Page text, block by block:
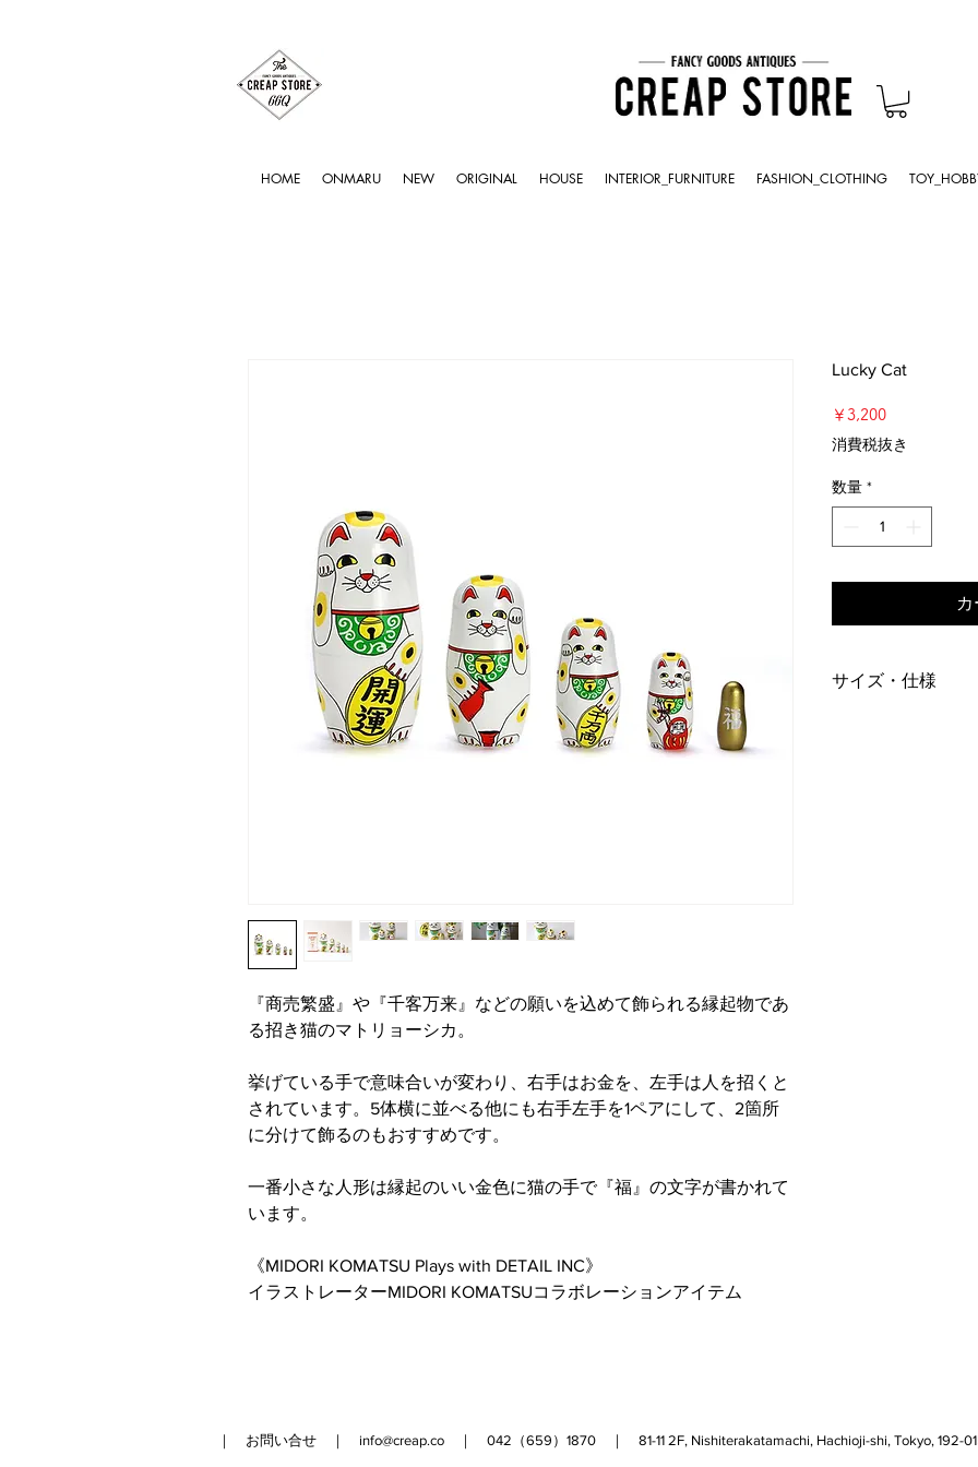
HOME ONMARU NEW ORIGINAL HOUSE INTERIOR_FURNITURE FASHION_CLOTHING
『商売繁盛』や『千客万来』などの願いを込めて飾られる縁起物であ
る招き猫のマトリョーシカ。
挙げている手で意味合いが変わり、右手はお金を、左手は人を招くと
されています。5体横に並べる他にも右手左手を1ペアにして、2箇所
に分けて飾るのもおすすめです。
一番小さな人形は縁起のいい金色に猫の手で『福』の文字が書かれて
います。
《MIDORI KOMATSU Plays with DETAIL INC》
イラストレーターMIDORI KOMATSUコラボレーションアイテム
Lucky Cat
￥3,200価
格
消費税抜き
数量 *
サイズ・仕様
｜ お問い合せ ｜ info@creap.co ｜ 042（659）1870 ｜ 81-11 2F, Nishiterakatamachi, Hachioji-shi, Tokyo,